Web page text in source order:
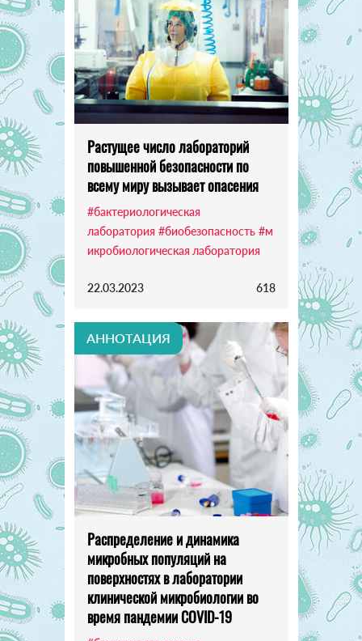
Растущее число лабораторий
повышенной безопасности по
всему миру вызывает опасения
#бактериологическая
лаборатория #биобезопасность #м
икробиологическая лаборатория
22.03.2023 618
АННОТАЦИЯ
Распределение и динамика
микробных популяций на
поверхностях в лаборатории
клинической микробиологии во
время пандемии COVID-19